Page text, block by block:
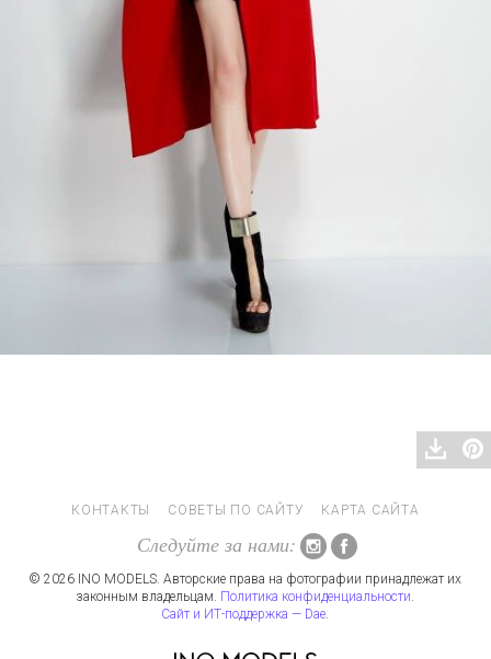
КОНТАКТЫ СОВЕТЫ ПО САЙТУ КАРТА САЙТА
Следуйте за нами:
© 2026 INO MODELS. Авторские права на фотографии принадлежат их
законным владельцам. Политика конфиденциальности.
Сайт и ИТ-поддержка — Dae.